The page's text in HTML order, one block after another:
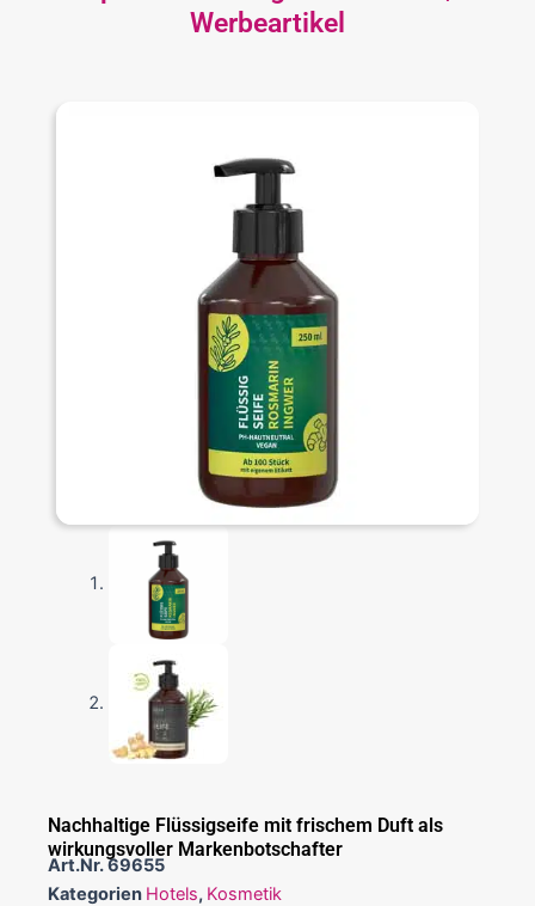
Werbeartikel
Nachhaltige Flüssigseife mit frischem Duft als
wirkungsvoller Markenbotschafter
Art.Nr.69655
Kategorien Hotels, Kosmetik